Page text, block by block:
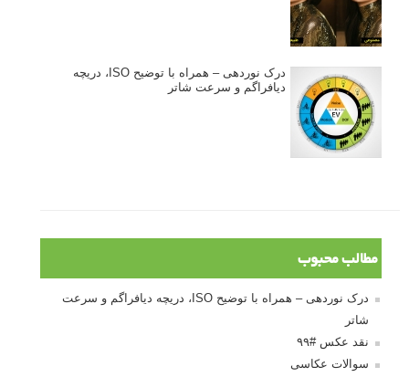
درک نوردهی – همراه با توضیح ISO، دریچه
دیافراگم و سرعت شاتر
مطالب محبوب
درک نوردهی – همراه با توضیح ISO، دریچه دیافراگم و سرعت
شاتر
نقد عکس #۹۹
سوالات عکاسی